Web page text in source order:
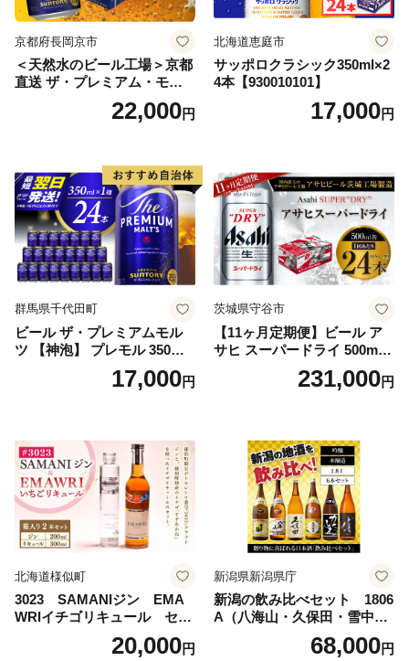
京都府長岡京市
＜天然水のビール工場＞京都
直送 ザ・プレミアム・モル
ツ 350ml×24本 プレモル [149
22,000円
北海道恵庭市
サッポロクラシック350ml×2
4本【930010101】
17,000円
群馬県千代田町
ビール ザ・プレミアムモル
ツ 【神泡】 プレモル 350ml
× 24本 サントリー〈天然水の
ビール工場〉群馬※沖縄・離
17,000円
茨城県守谷市
【11ヶ月定期便】ビール ア
サヒ スーパードライ 500ml 2
4本 1ケース×11ヶ月 | アサヒ
ビール 究極の辛口 酒 お酒 ア
uper dry 11回 缶ビール 缶 ギ
フト 内祝い 茨城県守谷市 送
料無料
231,000円
北海道様似町
3023 SAMANIジン EMA
WRIイチゴリキュール セッ
ト（箱入り）【大人の味 酒
お酒 洋酒 スピリッツ クラフ
20,000円
新潟県新潟県庁
新潟の飲み比べセット 1806
A（八海山・久保田・雪中
梅・越乃寒梅・かたふね・千
68,000円